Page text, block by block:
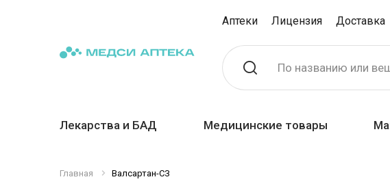
Аптеки Лицензия Доставка
По названию или
Лекарства и БАД Медицинские товары
Главная Валсартан-СЗ